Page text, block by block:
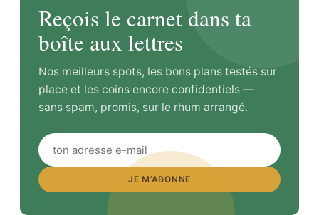
Reçois le carnet dans ta
boîte aux lettres
Nos meilleurs spots, les bons plans testés sur
place et les coins encore confidentiels —
sans spam, promis, sur le rhum arrangé.
JE M’ABONNE